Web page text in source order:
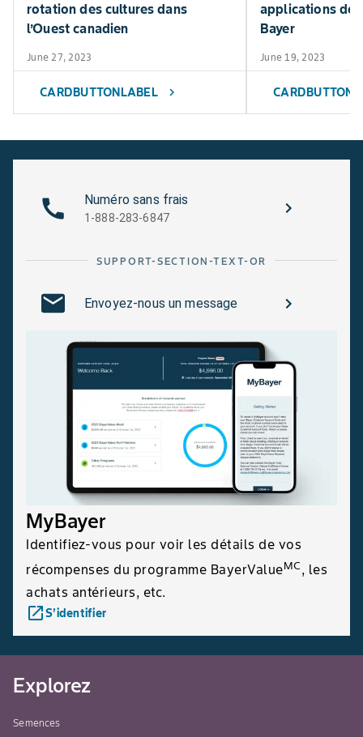
rotation des cultures dans
l’Ouest canadien
June 27, 2023
CARDBUTTONLABEL chevron_right
applications de
Bayer
June 19, 2023
Numéro sans frais
1-888-283-6847
SUPPORT-SECTION-TEXT-OR
Envoyez-nous un message
MyBayer
Identifiez-vous pour voir les détails de vos
récompenses du programme BayerValueMC, les
achats antérieurs, etc.
launchS’identifier
Explorez
Semences